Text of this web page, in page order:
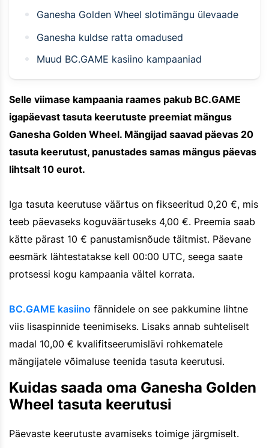
Ganesha Golden Wheel slotimängu ülevaade
Ganesha kuldse ratta omadused
Muud BC.GAME kasiino kampaaniad
Selle viimase kampaania raames pakub BC.GAME
igapäevast tasuta keerutuste preemiat mängus
Ganesha Golden Wheel. Mängijad saavad päevas 20
tasuta keerutust, panustades samas mängus päevas
lihtsalt 10 eurot.
Iga tasuta keerutuse väärtus on fikseeritud 0,20 €, mis
teeb päevaseks koguväärtuseks 4,00 €. Preemia saab
kätte pärast 10 € panustamisnõude täitmist. Päevane
eesmärk lähtestatakse kell 00:00 UTC, seega saate
protsessi kogu kampaania vältel korrata.
BC.GAME kasiino fännidele on see pakkumine lihtne
viis lisaspinnide teenimiseks. Lisaks annab suhteliselt
madal 10,00 € kvalifitseerumislävi rohkematele
mängijatele võimaluse teenida tasuta keerutusi.
Kuidas saada oma Ganesha Golden
Wheel tasuta keerutusi
Päevaste keerutuste avamiseks toimige järgmiselt.